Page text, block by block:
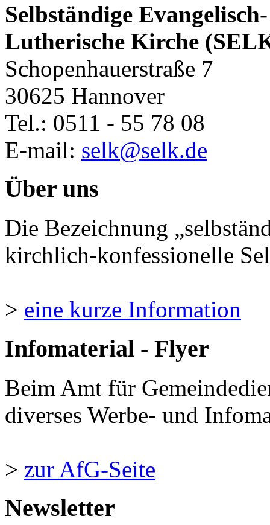
Selbständige Evangelisch-
Lutherische Kirche
Schopenhauerstraße 7
30625 Hannover
Tel.: 0511 - 55 78 08
E-mail: selk@selk.de
Über uns
Die Bezeichnung
kirchlich-konfessionelle
> eine kurze Information
Infomaterial - Flyer
Beim Amt für
diverses Werbe- und
> zur AfG-Seite
Newsletter